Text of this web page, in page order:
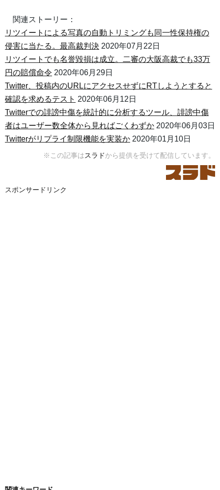
関連ストーリー：
リツイートによる写真の自動トリミングも同一性保持権の
侵害に当たる。最高裁判決 2020年07月22日
リツイートでも名誉毀損は成立。二審の大阪高裁でも33万
円の賠償命令 2020年06月29日
Twitter、投稿内のURLにアクセスせずにRTしようとすると
確認を求めるテスト 2020年06月12日
Twitterでの誹謗中傷を統計的に分析するツール、誹謗中傷
者はユーザー数全体から見ればごくわずか 2020年06月03日
Twitterがリプライ制限機能を実装か 2020年01月10日
※この記事はスラドから提供を受けて配信しています。
スポンサードリンク